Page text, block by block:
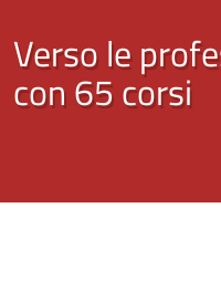
Verso le
con 65 corsi